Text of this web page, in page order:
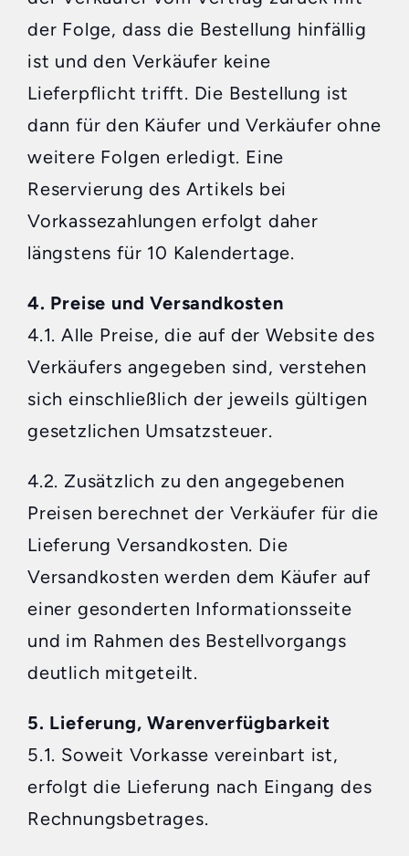
der Folge, dass die Bestellung hinfällig
ist und den Verkäufer keine
Lieferpflicht trifft. Die Bestellung ist
dann für den Käufer und Verkäufer ohne
weitere Folgen erledigt. Eine
Reservierung des Artikels bei
Vorkassezahlungen erfolgt daher
längstens für 10 Kalendertage.
4. Preise und Versandkosten
4.1. Alle Preise, die auf der Website des
Verkäufers angegeben sind, verstehen
sich einschließlich der jeweils gültigen
gesetzlichen Umsatzsteuer.
4.2. Zusätzlich zu den angegebenen
Preisen berechnet der Verkäufer für die
Lieferung Versandkosten. Die
Versandkosten werden dem Käufer auf
einer gesonderten Informationsseite
und im Rahmen des Bestellvorgangs
deutlich mitgeteilt.
5. Lieferung, Warenverfügbarkeit
5.1. Soweit Vorkasse vereinbart ist,
erfolgt die Lieferung nach Eingang des
Rechnungsbetrages.